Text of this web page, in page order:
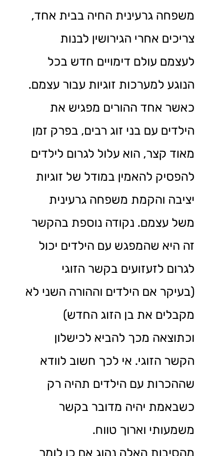
משפחה גרעינית החיה בבית אחד,
צריכים אחרי הגירושין לבנות
לעצמם עולם דימויים חדש בכל
הנוגע למערכות זוגיות עבור עצמם.
כאשר אחד ההורים מפגיש את
הילדים עם בני זוג רבים, בפרק זמן
מאוד קצר, הוא עלול לגרום לילדים
להפסיק להאמין במודל של זוגיות
יציבה והקמת משפחה גרעינית
משל עצמם. נקודה נוספת בהקשר
זה היא שהמפגש עם הילדים יכול
לגרום לזעזועים בקשר הזוגי
(בעיקר אם הילדים וההורה השני לא
מקבלים את בן הזוג החדש)
וכתוצאה מכך להביא לכישלון
הקשר הזוגי. אי לכך חשוב לוודא
שההכרות עם הילדים תהיה רק
כשבאמת יהיה מדובר בקשר
משמעותי וארוך טווח.
מהסיבות האלה נהוג אם כן לומר